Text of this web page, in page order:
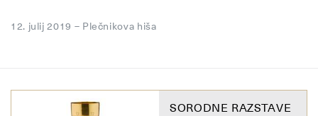
12. julij 2019 – Plečnikova hiša
SORODNE RAZSTAVE